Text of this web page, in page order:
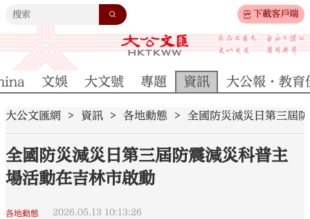
下載客戶端
文娛 大文號 專題 資訊 大公報·教育
大公文匯網 資訊 各地動態 全國防災減災日第三屆
全國防災減災日第三屆防震減災科普主
場活動在吉林市啟動
各地動態 2026.05.13 10:13:26